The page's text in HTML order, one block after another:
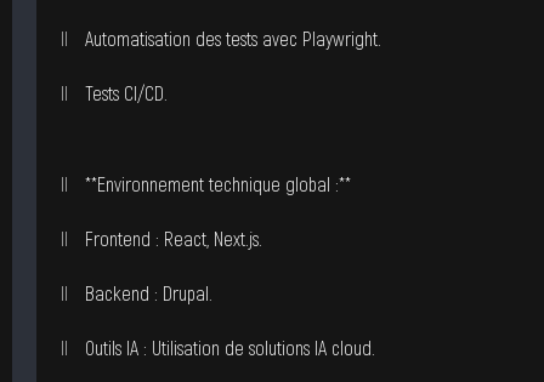
Automatisation des tests avec Playwright.
Tests CI/CD.
**Environnement technique global :**
Frontend : React, Next.js.
Backend : Drupal.
Outils IA : Utilisation de solutions IA cloud.